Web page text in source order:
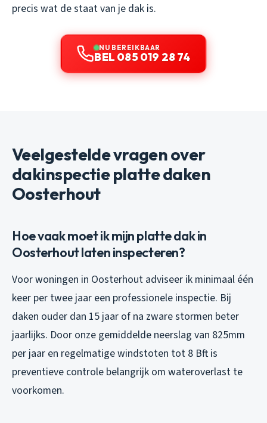
precis wat de staat van je dak is.
NU BEREIKBAAR
BEL 085 019 28 74
Veelgestelde vragen over
dakinspectie platte daken
Oosterhout
Hoe vaak moet ik mijn platte dak in
Oosterhout laten inspecteren?
Voor woningen in Oosterhout adviseer ik minimaal één
keer per twee jaar een professionele inspectie. Bij
daken ouder dan 15 jaar of na zware stormen beter
jaarlijks. Door onze gemiddelde neerslag van 825mm
per jaar en regelmatige windstoten tot 8 Bft is
preventieve controle belangrijk om wateroverlast te
voorkomen.